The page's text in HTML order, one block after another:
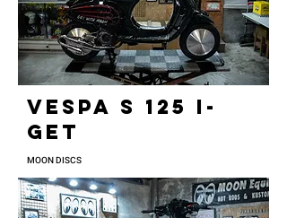
Vespa S 125 I-
get
MOON DISCS